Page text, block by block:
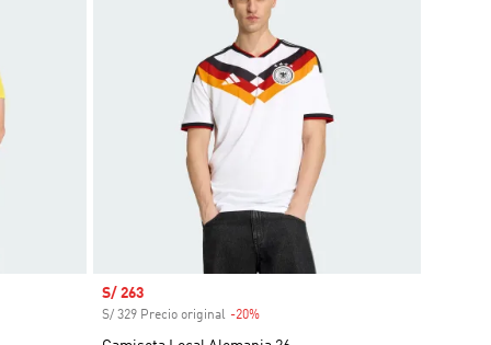
Precio de venta
S/ 263
S/ 329 Precio original -20%Descuento